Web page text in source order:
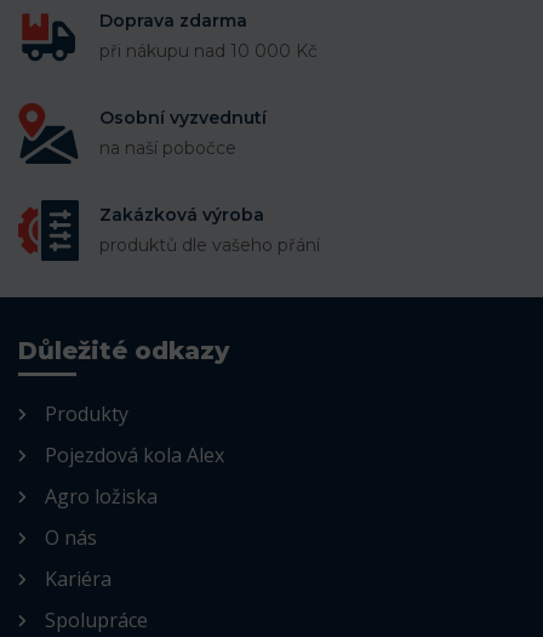
Doprava zdarma
při nákupu nad 10 000 Kč
Osobní vyzvednutí
na naší pobočce
Zakázková výroba
produktů dle vašeho přání
Důležité odkazy
Produkty
Pojezdová kola Alex
Agro ložiska
O nás
Kariéra
Spolupráce